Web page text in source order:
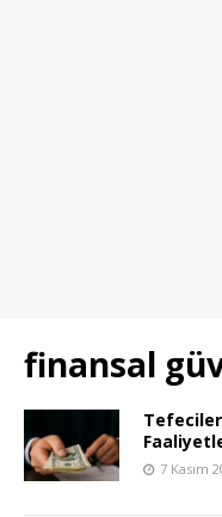
finansal
Tefeciler
7 Kasım